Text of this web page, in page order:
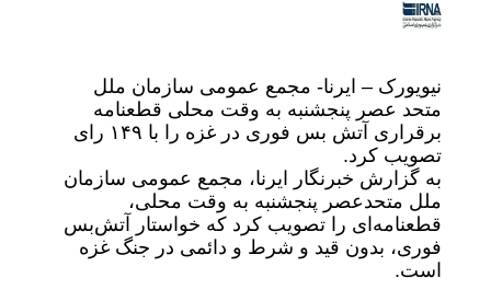
نیویورک – ایرنا- مجمع عمومی سازمان ملل
متحد عصر پنجشنبه به وقت محلی قطعنامه
برقراری آتش بس فوری در غزه را با ۱۴۹ رای
تصویب کرد.
به گزارش خبرنگار ایرنا، مجمع عمومی سازمان
ملل متحدعصر پنجشنبه به وقت محلی،
قطعنامه‌ای را تصویب کرد که خواستار آتش‌بس
فوری، بدون قید و شرط و دائمی در جنگ غزه
است.